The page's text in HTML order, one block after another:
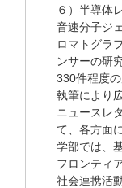
６）半導体
音速分子ジ
ロマトグラ
ンサーの研
330件程度
執筆により
ニュースレ
て、各方面
学部では、
フロンティ
社会連携活